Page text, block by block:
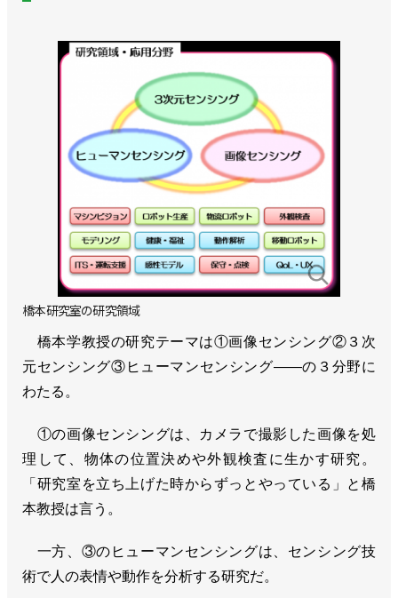
橋本研究室の研究領域
橋本学教授の研究テーマは①画像センシング②３次
元センシング③ヒューマンセンシング――の３分野に
わたる。
①の画像センシングは、カメラで撮影した画像を処
理して、物体の位置決めや外観検査に生かす研究。
「研究室を立ち上げた時からずっとやっている」と橋
本教授は言う。
一方、③のヒューマンセンシングは、センシング技
術で人の表情や動作を分析する研究だ。